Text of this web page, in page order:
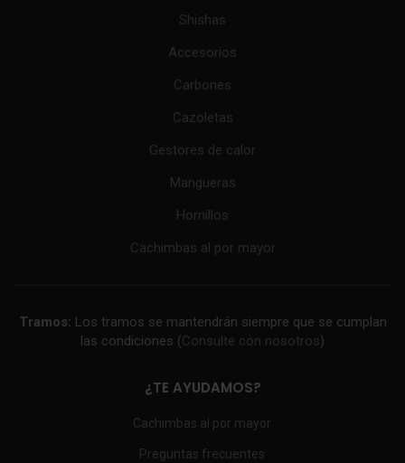
Shishas
Accesorios
Carbones
Cazoletas
Gestores de calor
Mangueras
Hornillos
Cachimbas al por mayor
Tramos: Los tramos se mantendrán siempre que se cumplan
las condiciones (Consulte con nosotros)
¿TE AYUDAMOS?
Cachimbas al por mayor
Preguntas frecuentes